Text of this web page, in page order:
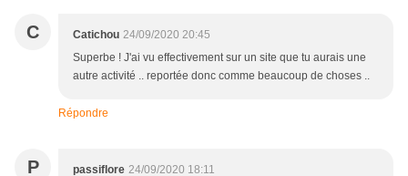
C Catichou 24/09/2020 20:45
Superbe ! J'ai vu effectivement sur un site que tu aurais une
autre activité .. reportée donc comme beaucoup de choses ..
Répondre
P passiflore 24/09/2020 18:11